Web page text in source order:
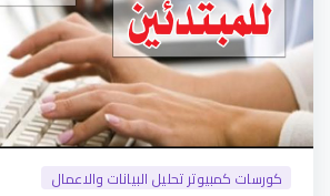
كورسات كمبيوتر تحليل البيانات والاعمال